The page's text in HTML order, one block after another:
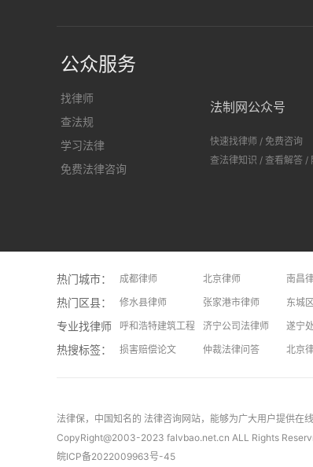
公众服务
找律师
查法规
学习法律
免费法律咨询
法制网公众号
快速找律师 / 免费咨询
查法律知识 / 查看解答 /
热门城市： 成都律师 北京律师 南昌
长沙律师
上饶律师 大连
热门区县：
修水县律师 张家港市律师 东城
专业找律师：呼和浩特建筑工程律师济宁公司法律师 遂宁
安庆处理假释问题律师焦作处理二手房问题律师
青岛
热搜标签：
损害赔偿论文 仲裁法律问答 北京
法律保，中国知名的 法律咨询网站，能够为广大用户提供在线
CopyRight@2003-2023 falvbao.net.cn ALL Rights
皖ICP备2022009963号-45